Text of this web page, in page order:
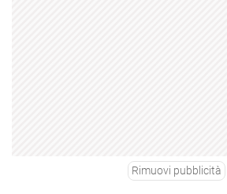
Rimuovi pubblicità